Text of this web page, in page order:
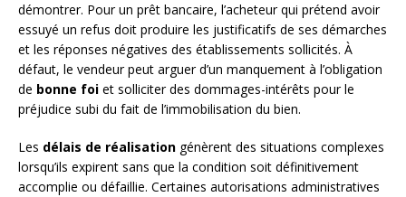
démontrer. Pour un prêt bancaire, l’acheteur qui prétend avoir
essuyé un refus doit produire les justificatifs de ses démarches
et les réponses négatives des établissements sollicités. À
défaut, le vendeur peut arguer d’un manquement à l’obligation
de bonne foi et solliciter des dommages-intérêts pour le
préjudice subi du fait de l’immobilisation du bien.
Les délais de réalisation génèrent des situations complexes
lorsqu’ils expirent sans que la condition soit définitivement
accomplie ou défaillie. Certaines autorisations administratives